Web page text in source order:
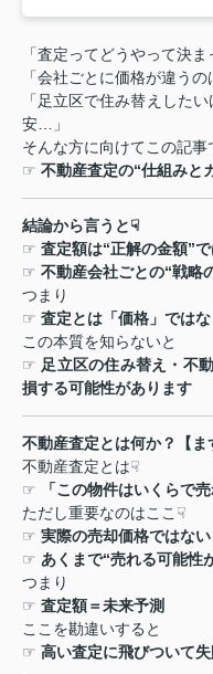
「査定ってどうやって決ま
「会社ごとに価格が違うの
「足立区で住み替えした
安
」
そんな方に向けてこの記事
☞ 不動産査定の“仕組みと
結論から言うと☟
☞ 査定額は“正解の金額”
☞ 不動産会社ごとの“戦略
つまり
☞ 査定とは「価格」ではな
この本質を知らないと
☞ 足立区の住み替え・不
損する可能性があります
不動産査定とは何か？【ま
不動産査定とは☟
☞
「この物件はいくらで
ただし重要なのはここ ☟
☞ 実際の売却価格ではない
☞ あくまで“売れる可能性
つまり
☞ 査定額＝未来予測
ここを勘違いすると
☞ 高い査定に飛びついて